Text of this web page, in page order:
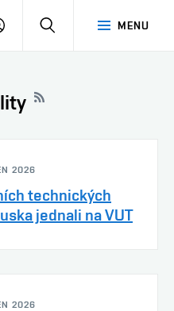
MENU
PŘIHLÁSIT
2026
technických
jednali na VUT
2026